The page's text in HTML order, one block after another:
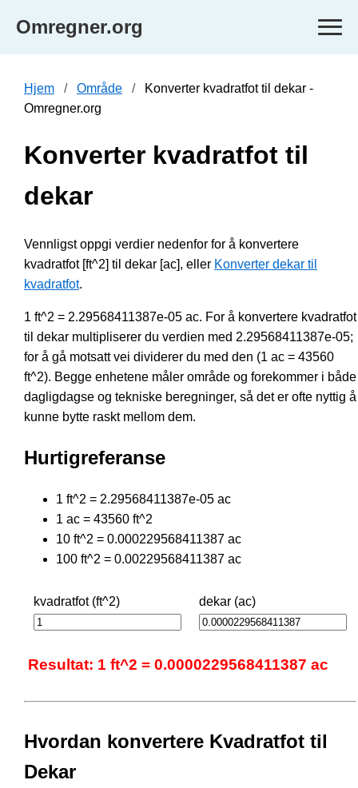
Omregner.org
Hjem Område
Konverter kvadratfot til dekar -
Omregner.org
Konverter kvadratfot til
dekar
Vennligst oppgi verdier nedenfor for å konvertere
kvadratfot [ft^2] til dekar [ac], eller Konverter dekar til
kvadratfot.
1 ft^2 = 2.29568411387e-05 ac. For å konvertere kvadratfot
til dekar multipliserer du verdien med 2.29568411387e-05;
for å gå motsatt vei dividerer du med den (1 ac = 43560
ft^2). Begge enhetene måler område og forekommer i både
dagligdagse og tekniske beregninger, så det er ofte nyttig å
kunne bytte raskt mellom dem.
Hurtigreferanse
1 ft^2 = 2.29568411387e-05 ac
1 ac = 43560 ft^2
10 ft^2 = 0.000229568411387 ac
100 ft^2 = 0.00229568411387 ac
kvadratfot (ft^2) dekar (ac)
Resultat: 1 ft^2 = 0.0000229568411387 ac
Hvordan konvertere Kvadratfot til
Dekar